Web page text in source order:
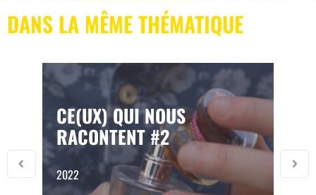
DANS LA MÊME THÉMATIQUE
CE(UX) QUI NOUS
RACONTENT #2
2022